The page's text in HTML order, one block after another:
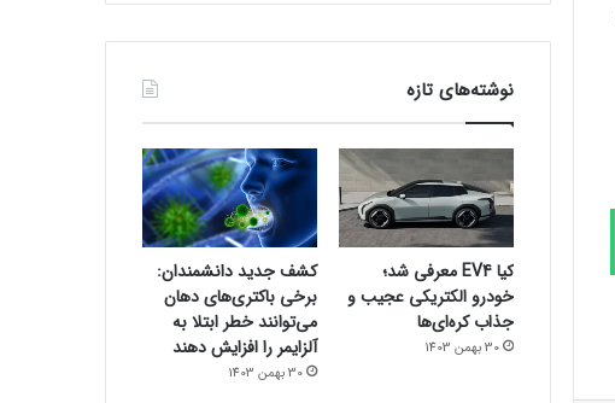
نوشته‌های تازه
کیا EV4 معرفی شد؛
خودرو الکتریکی عجیب و
جذاب کره‌ای‌ها
30 بهمن 1403
کشف جدید دانشمندان:
برخی باکتری‌های دهان
می‌توانند خطر ابتلا به
آلزایمر را افزایش دهند
30 بهمن 1403